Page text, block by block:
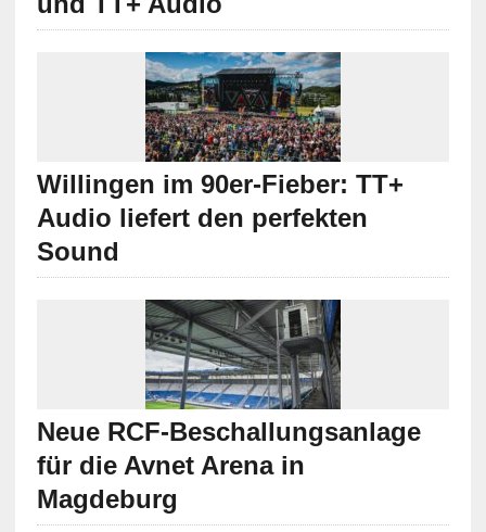
Willingen im 90er-Fieber: TT+
Audio liefert den perfekten
Sound
Neue RCF-Beschallungsanlage
für die Avnet Arena in
Magdeburg